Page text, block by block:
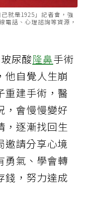
就是1925」記者會，強
電話、心理諮詢等資源，
尿酸隆鼻手術
他自覺人生崩
重建手術，醫
，會慢慢變好
，逐漸找回生
邀請分享心境
勇氣、學會轉
錢，努力達成